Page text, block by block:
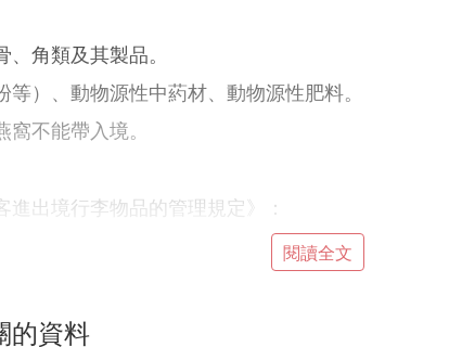
角類及其製品。
）、動物源性中葯材、動物源性肥料。
不能帶入境。
進出境行李物品的管理規定》：
出規定免稅限量仍屬自用的，經海關核准可征稅放
超出自用合理數量及規定的限量、限值或品種
閱讀全文
的資料